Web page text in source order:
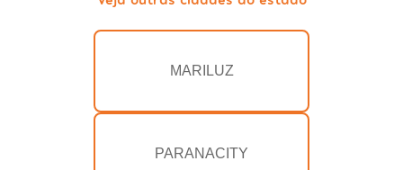
MARILUZ
PARANACITY